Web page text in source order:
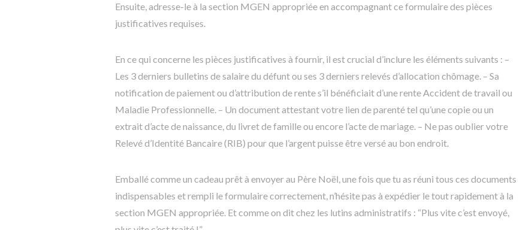
Ensuite, adresse-le à la section MGEN appropriée en accompagnant ce formulaire des pièces
justificatives requises.
En ce qui concerne les pièces justificatives à fournir, il est crucial d’inclure les éléments suivants : –
Les 3 derniers bulletins de salaire du défunt ou ses 3 derniers relevés d’allocation chômage. – Sa
notification de paiement ou d’attribution de rente s’il bénéficiait d’une rente Accident de travail ou
Maladie Professionnelle. – Un document attestant votre lien de parenté tel qu’une copie ou un
extrait d’acte de naissance, du livret de famille ou encore l’acte de mariage. – Ne pas oublier votre
Relevé d’Identité Bancaire (RIB) pour que l’argent puisse être versé au bon endroit.
Emballé comme un cadeau prêt à envoyer au Père Noël, une fois que tu as réuni tous ces documents
indispensables et rempli le formulaire correctement, n’hésite pas à expédier le tout rapidement à la
section MGEN appropriée. Et comme on dit chez les lutins administratifs : “Plus vite c’est envoyé,